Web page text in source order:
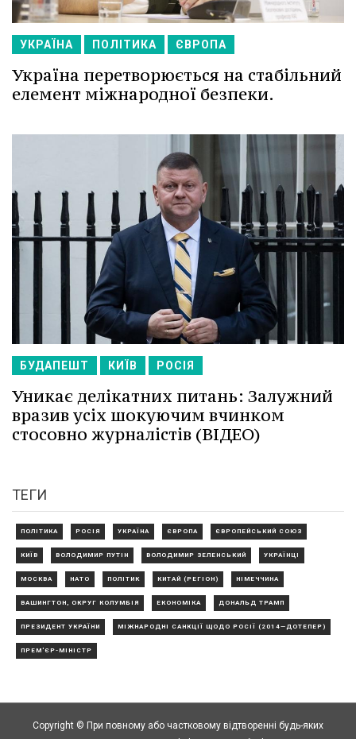
УКРАЇНА ПОЛІТИКА ЄВРОПА
Україна перетворюється на стабільний
елемент міжнародної безпеки.
БУДАПЕШТ КИЇВ РОСІЯ
Уникає делікатних питань: Залужний
вразив усіх шокуючим вчинком
стосовно журналістів (ВІДЕО)
ТЕГИ
ПОЛІТИКА РОСІЯ УКРАЇНА ЄВРОПА ЄВРОПЕЙСЬКИЙ СОЮЗ
КИЇВ ВОЛОДИМИР ПУТІН ВОЛОДИМИР ЗЕЛЕНСЬКИЙ УКРАЇНЦІ
МОСКВА НАТО ПОЛІТИК КИТАЙ (РЕГІОН) НІМЕЧЧИНА
ВАШИНГТОН, ОКРУГ КОЛУМБІЯ ЕКОНОМІКА ДОНАЛЬД ТРАМП
ПРЕЗИДЕНТ УКРАЇНИ МІЖНАРОДНІ САНКЦІЇ ЩОДО РОСІЇ (2014—ДОТЕПЕР)
ПРЕМ'ЄР-МІНІСТР
Copyright © При повному або частковому відтворенні будь-яких